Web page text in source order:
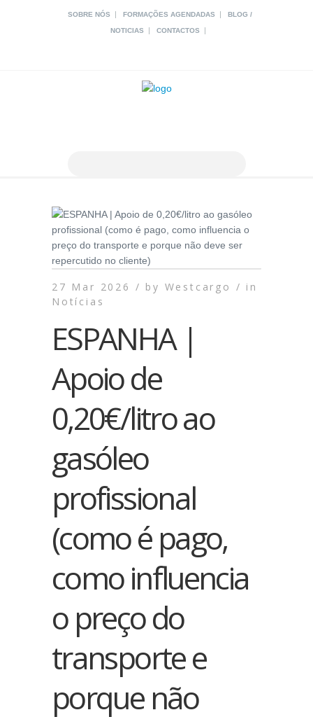
SOBRE NÓS | FORMAÇÕES AGENDADAS | BLOG /
NOTICIAS | CONTACTOS |
27 Mar 2026 / by Westcargo / in
Notícias
ESPANHA |
Apoio de
0,20€/litro ao
gasóleo
profissional
(como é pago,
como influencia
o preço do
transporte e
porque não